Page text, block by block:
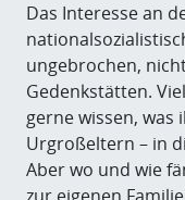
Das Interesse an
ungebrochen,
Gedenkstätten.
gerne wissen,
Urgroßeltern – in
Aber wo und wie